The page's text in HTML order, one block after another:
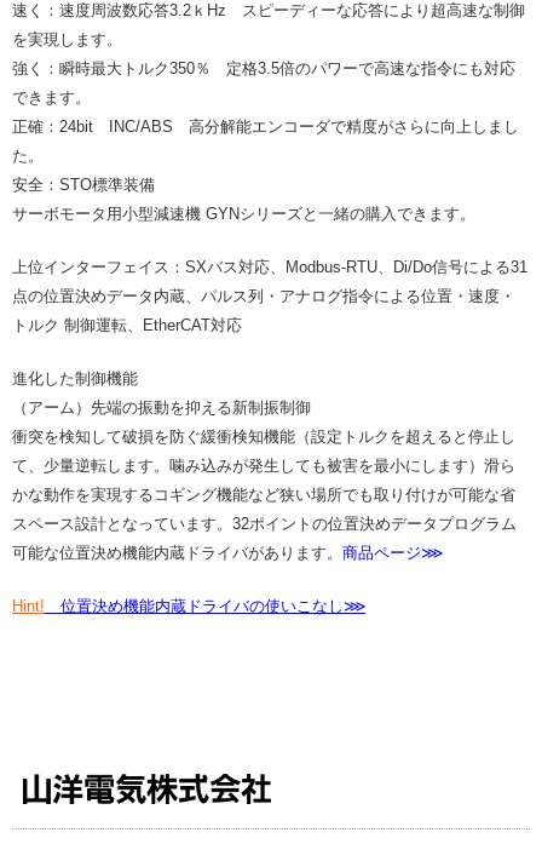
速く：速度周波数応答3.2ｋHz スピーディーな応答により超高速な制御
を実現します。
強く：瞬時最大トルク350％ 定格3.5倍のパワーで高速な指令にも対応
できます。
正確：24bit INC/ABS 高分解能エンコーダで精度がさらに向上しまし
た。
安全：STO標準装備
サーボモータ用小型減速機 GYNシリーズと一緒の購入できます。
上位インターフェイス：SXバス対応、Modbus-RTU、Di/Do信号による31
点の位置決めデータ内蔵、パルス列・アナログ指令による位置・速度・
トルク 制御運転、EtherCAT対応
進化した制御機能
（アーム）先端の振動を抑える新制振制御
衝突を検知して破損を防ぐ緩衝検知機能（設定トルクを超えると停止し
て、少量逆転します。噛み込みが発生しても被害を最小にします）滑ら
かな動作を実現するコギング機能など狭い場所でも取り付けが可能な省
スペース設計となっています。32ポイントの位置決めデータプログラム
可能な位置決め機能内蔵ドライバがあります。 商品ページ⋙
Hint! 位置決め機能内蔵ドライバの使いこなし⋙